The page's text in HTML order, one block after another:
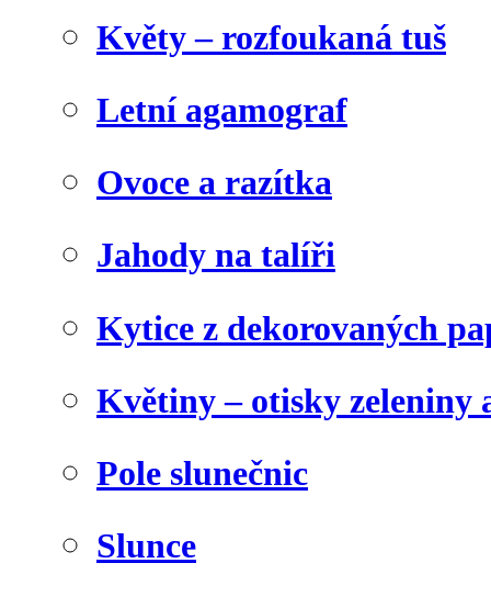
Květy – rozfoukaná tuš
Letní agamograf
Ovoce a razítka
Jahody na talíři
Kytice z dekorovaných
Květiny – otisky zeleniny
Pole slunečnic
Slunce